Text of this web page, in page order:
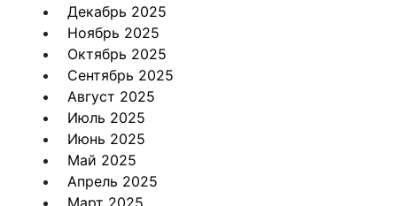
Декабрь 2025
Ноябрь 2025
Октябрь 2025
Сентябрь 2025
Август 2025
Июль 2025
Июнь 2025
Май 2025
Апрель 2025
Март 2025